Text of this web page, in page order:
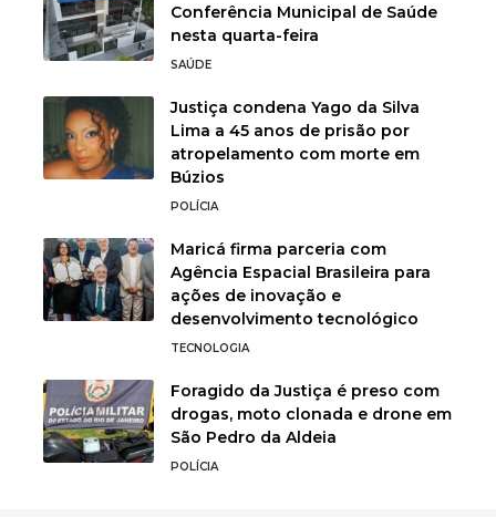
Conferência Municipal de Saúde
nesta quarta-feira
SAÚDE
Justiça condena Yago da Silva
Lima a 45 anos de prisão por
atropelamento com morte em
Búzios
POLÍCIA
Maricá firma parceria com
Agência Espacial Brasileira para
ações de inovação e
desenvolvimento tecnológico
TECNOLOGIA
Foragido da Justiça é preso com
drogas, moto clonada e drone em
São Pedro da Aldeia
POLÍCIA